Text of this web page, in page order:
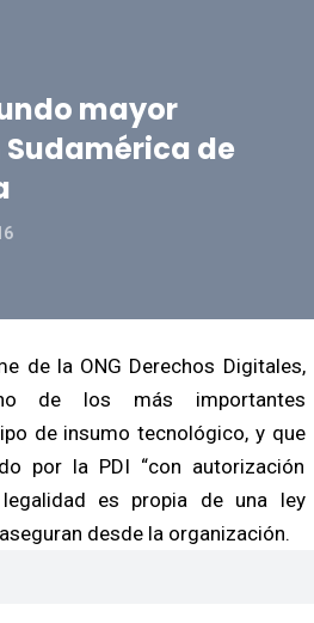
mayor
de
de la ONG Derechos Digitales,
de los más importantes
de insumo tecnológico, y que
por la PDI “con autorización
legalidad es propia de una ley
desde la organización.